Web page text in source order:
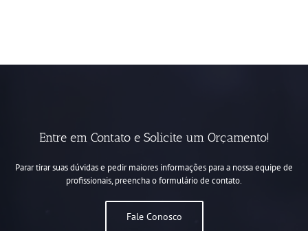
Entre em Contato e Solicite um Orçamento!
Parar tirar suas dúvidas e pedir maiores informações para a nossa equipe de
profissionais, preencha o formulário de contato.
Fale Conosco